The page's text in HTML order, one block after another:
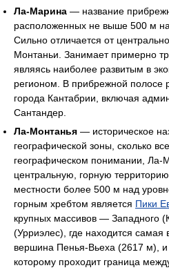
Ла-Марина — название
расположенных не выше 500 м
Сильно отличается от
Монтаньи. Занимает примерно
являясь наиболее развитым в
регионом. В прибрежной полосе
города Кантабрии, включая
Сантандер.
Ла-Монтанья — историческое
географической зоны, сколько
географическом понимании, Ла-
центральную, горную
местности более 500 м над
горным хребтом является Пики
крупных массивов — Западного
(Урриэлес), где находится
вершина Пенья-Вьеха (2617 м),
которому проходит граница